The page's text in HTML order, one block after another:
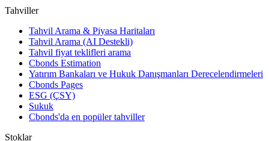
Tahviller
Tahvil Arama & Piyasa Haritaları
Tahvil Arama (AI Destekli)
Tahvil fiyat teklifleri arama
Cbonds Estimation
Yatırım Bankaları ve Hukuk Danışmanları Derecelendirmeleri
Cbonds Pages
ESG (ÇSY)
Sukuk
Cbonds'da en popüler tahviller
Stoklar